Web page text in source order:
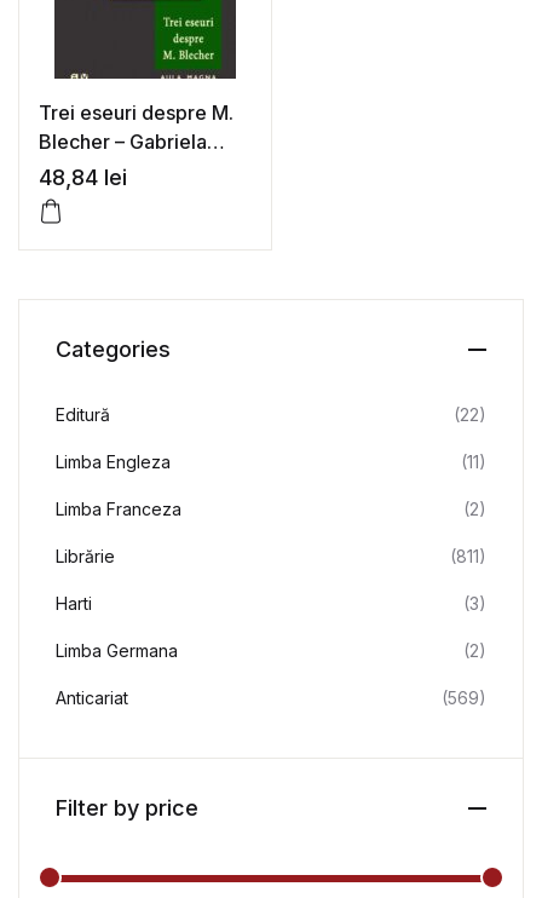
Trei eseuri despre M.
Blecher – Gabriela
Glavan
48,84 lei
Categories
Editură (22)
Limba Engleza (11)
Limba Franceza (2)
Librărie (811)
Harti (3)
Limba Germana (2)
Anticariat (569)
Filter by price